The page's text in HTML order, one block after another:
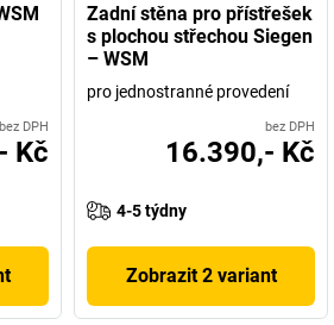
bez DPH
Kč
Zadní stěna pro přístřešek
s plochou střechou Siegen
– WSM
pro jednostranné provedení
bez DPH
16.390,- Kč
4-5 týdny
Zobrazit 2 variant